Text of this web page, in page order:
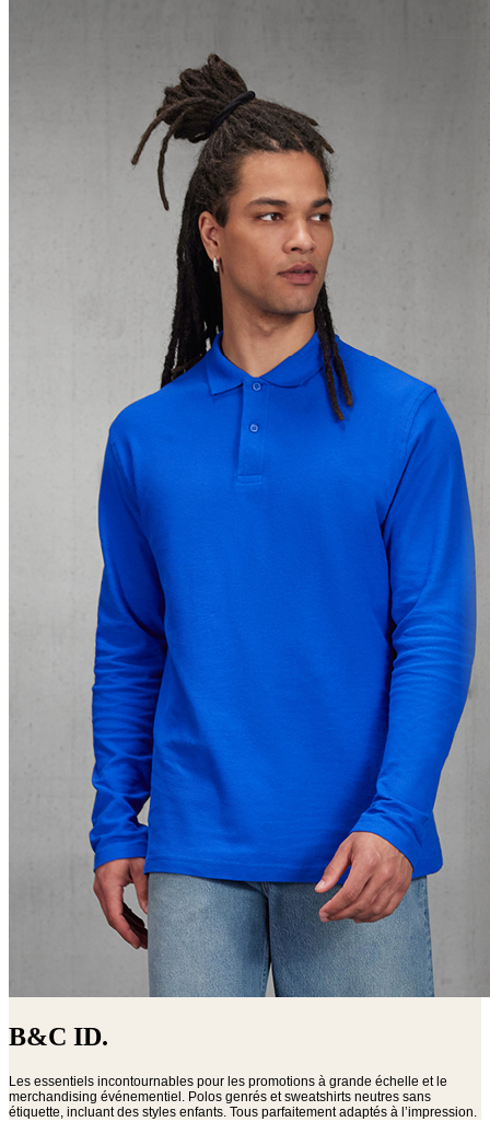
B&C ID.
Les essentiels incontournables pour les promotions à grande échelle et le
merchandising événementiel. Polos genrés et sweatshirts neutres sans
étiquette, incluant des styles enfants. Tous parfaitement adaptés à l’impression.